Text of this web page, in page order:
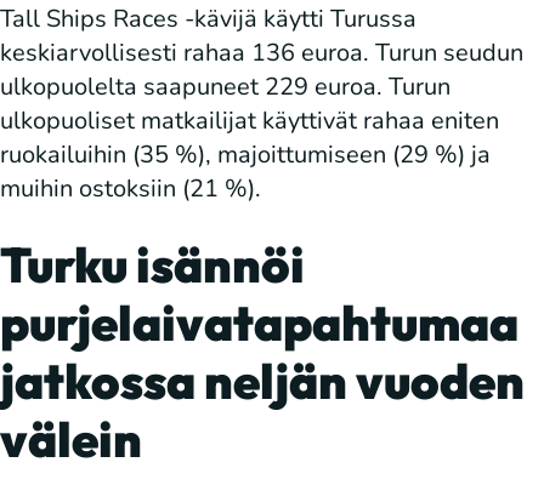
Tall Ships Races -kävijä käytti Turussa
keskiarvollisesti rahaa 136 euroa. Turun seudun
ulkopuolelta saapuneet 229 euroa. Turun
ulkopuoliset matkailijat käyttivät rahaa eniten
ruokailuihin (35 %), majoittumiseen (29 %) ja
muihin ostoksiin (21 %).
Turku isännöi
purjelaivatapahtumaa
jatkossa neljän vuoden
välein